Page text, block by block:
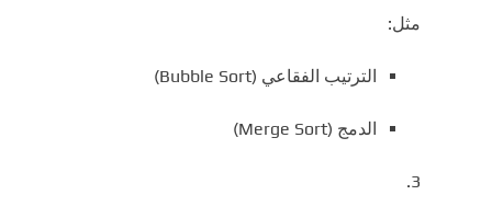
مثل:
الترتيب الفقاعي (Bubble Sort)
الدمج (Merge Sort)